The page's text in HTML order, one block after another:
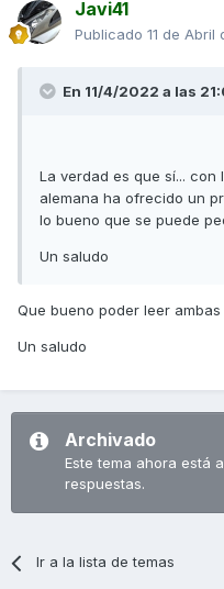
Javi41
Publicado 11 de Abril
En 11/4/2022 a las
La verdad es que sí... con
alemana ha ofrecido un
lo bueno que se puede
Un saludo
Que bueno poder leer
Un saludo
Archivado
Este tema ahora está
respuestas.
Ir a la lista de temas